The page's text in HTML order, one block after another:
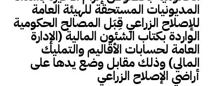
المديونيات المستحقة للهيئة العامة
للإصلاح الزراعي قِبَل المصالح الحكومية
الواردة بكتاب الشئون المالية (الإدارة
العامة لحسابات الأقاليم والتمليك
المالي) وذلك مقابل وضع يدها على
أراضي الإصلاح الزراعي